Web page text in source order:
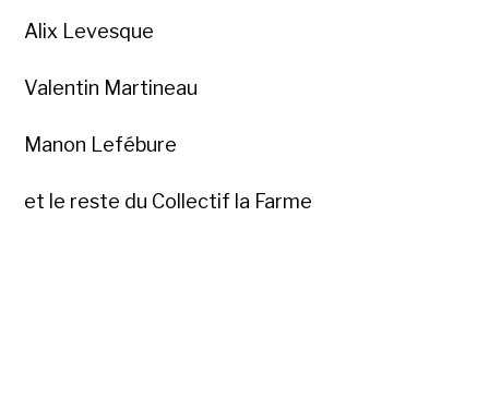
Alix Levesque
Valentin Martineau
Manon Lefébure
et le reste du Collectif la Farme